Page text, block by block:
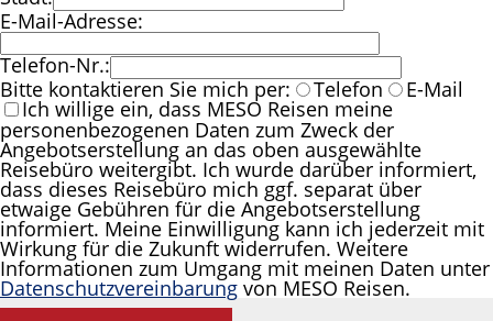
E-Mail-Adresse:
Telefon-Nr.:
Bitte kontaktieren Sie mich per:
Telefon E-Mail
Ich willige ein, dass MESO Reisen meine
personenbezogenen Daten zum Zweck der
Angebotserstellung an das oben ausgewählte
Reisebüro weitergibt. Ich wurde darüber informiert,
dass dieses Reisebüro mich ggf. separat über
etwaige Gebühren für die Angebotserstellung
informiert. Meine Einwilligung kann ich jederzeit mit
Wirkung für die Zukunft widerrufen. Weitere
Informationen zum Umgang mit meinen Daten unter
Datenschutzvereinbarung von MESO Reisen.